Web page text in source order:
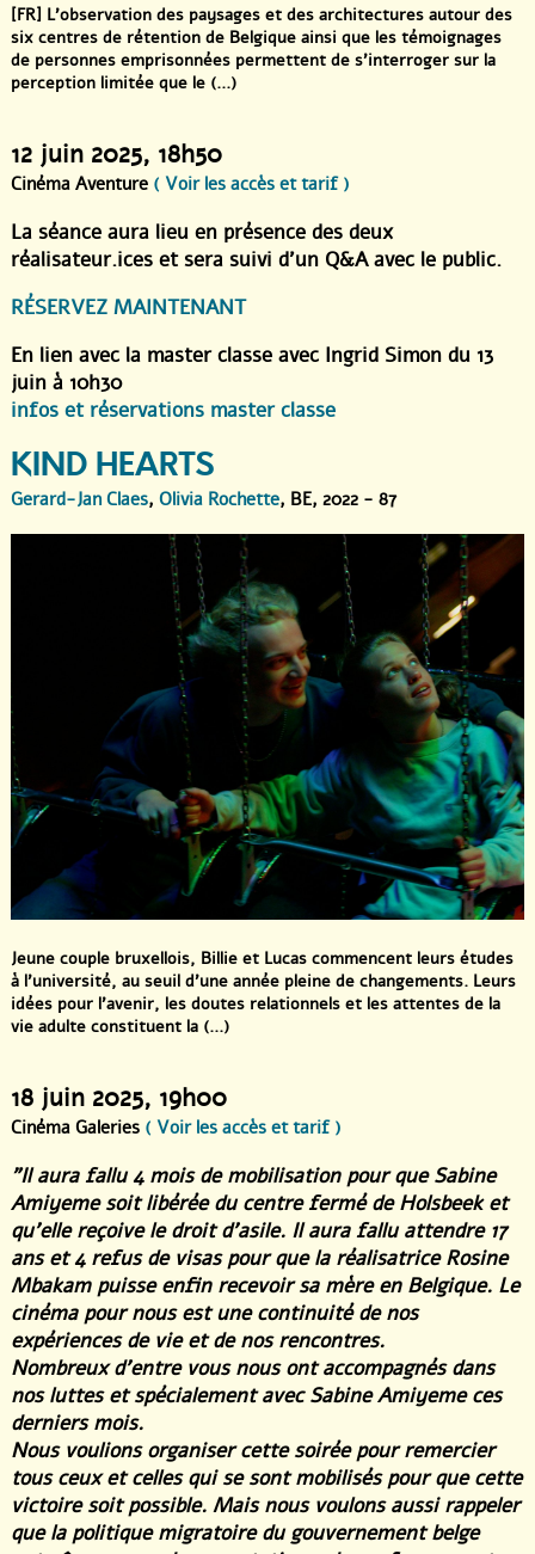
[FR] L’observation des paysages et des architectures autour des
six centres de rétention de Belgique ainsi que les témoignages
de personnes emprisonnées permettent de s’interroger sur la
perception limitée que le (...)
12 juin 2025, 18h50
Cinéma Aventure ( Voir les accès et tarif )
La séance aura lieu en présence des deux
réalisateur.ices et sera suivi d’un Q&A avec le public.
RÉSERVEZ MAINTENANT
En lien avec la master classe avec Ingrid Simon du 13
juin à 10h30
infos et réservations master classe
KIND HEARTS
Gerard-Jan Claes, Olivia Rochette, BE, 2022 - 87
Jeune couple bruxellois, Billie et Lucas commencent leurs études
à l’université, au seuil d’une année pleine de changements. Leurs
idées pour l’avenir, les doutes relationnels et les attentes de la
vie adulte constituent la (...)
18 juin 2025, 19h00
Cinéma Galeries ( Voir les accès et tarif )
"Il aura fallu 4 mois de mobilisation pour que Sabine
Amiyeme soit libérée du centre fermé de Holsbeek et
qu’elle reçoive le droit d’asile. Il aura fallu attendre 17
ans et 4 refus de visas pour que la réalisatrice Rosine
Mbakam puisse enfin recevoir sa mère en Belgique. Le
cinéma pour nous est une continuité de nos
expériences de vie et de nos rencontres.
Nombreux d’entre vous nous ont accompagnés dans
nos luttes et spécialement avec Sabine Amiyeme ces
derniers mois.
Nous voulions organiser cette soirée pour remercier
tous ceux et celles qui se sont mobilisés pour que cette
victoire soit possible. Mais nous voulons aussi rappeler
que la politique migratoire du gouvernement belge